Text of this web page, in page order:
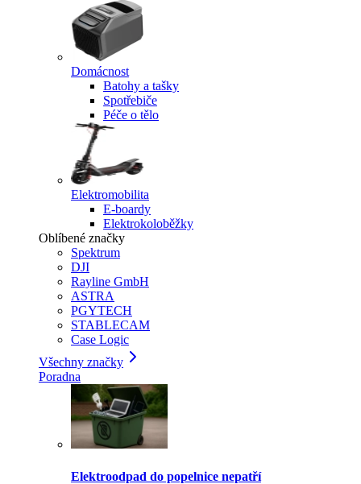
Domácnost
Batohy a tašky
Spotřebiče
Péče o tělo
Elektromobilita
E-boardy
Elektrokoloběžky
Oblíbené značky
Spektrum
DJI
Rayline GmbH
ASTRA
PGYTECH
STABLECAM
Case Logic
Všechny značky
Poradna
Elektroodpad do popelnice nepatří